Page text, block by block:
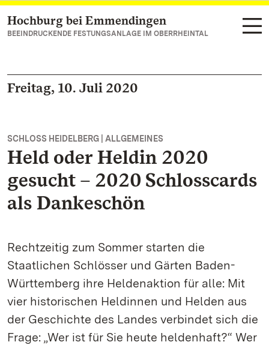
Zum Hauptinhalt springen
Hochburg bei Emmendingen
BEEINDRUCKENDE FESTUNGSANLAGE IM OBERRHEINTAL
Freitag, 10. Juli 2020
SCHLOSS HEIDELBERG | ALLGEMEINES
Held oder Heldin 2020
gesucht – 2020 Schlosscards
als Dankeschön
Rechtzeitig zum Sommer starten die
Staatlichen Schlösser und Gärten Baden-
Württemberg ihre Heldenaktion für alle: Mit
vier historischen Heldinnen und Helden aus
der Geschichte des Landes verbindet sich die
Frage: „Wer ist für Sie heute heldenhaft?“ Wer